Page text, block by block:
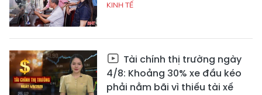
KINH TẾ
Tài chính thị trường ngày
4/8: Khoảng 30% xe đầu kéo
phải nằm bãi vì thiếu tài xế